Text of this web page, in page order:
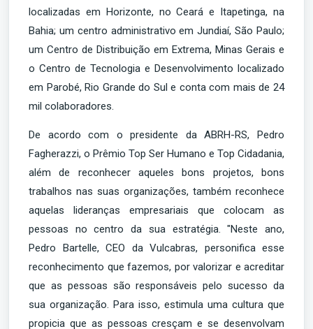
localizadas em Horizonte, no Ceará e Itapetinga, na
Bahia; um centro administrativo em Jundiaí, São Paulo;
um Centro de Distribuição em Extrema, Minas Gerais e
o Centro de Tecnologia e Desenvolvimento localizado
em Parobé, Rio Grande do Sul e conta com mais de 24
mil colaboradores.
De acordo com o presidente da ABRH-RS, Pedro
Fagherazzi, o Prêmio Top Ser Humano e Top Cidadania,
além de reconhecer aqueles bons projetos, bons
trabalhos nas suas organizações, também reconhece
aquelas lideranças empresariais que colocam as
pessoas no centro da sua estratégia. "Neste ano,
Pedro Bartelle, CEO da Vulcabras, personifica esse
reconhecimento que fazemos, por valorizar e acreditar
que as pessoas são responsáveis pelo sucesso da
sua organização. Para isso, estimula uma cultura que
propicia que as pessoas cresçam e se desenvolvam